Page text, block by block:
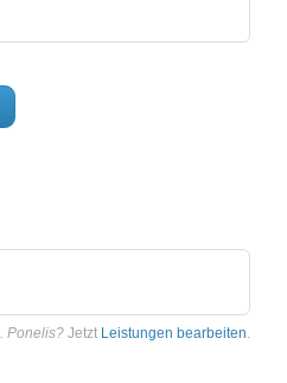
Ponelis? Jetzt Leistungen bearbeiten.